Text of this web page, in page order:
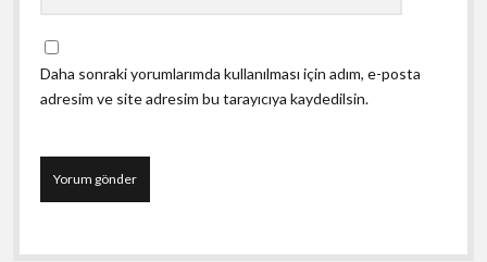
Daha sonraki yorumlarımda kullanılması için adım, e-posta
adresim ve site adresim bu tarayıcıya kaydedilsin.